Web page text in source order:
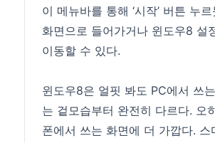
이 메뉴바를 통해 ‘시작’ 버튼 누
화면으로 들어가거나 윈도우8 설
이동할 수 있다.
윈도우8은 얼핏 봐도 PC에서 쓰
는 겉모습부터 완전히 다르다. 오
폰에서 쓰는 화면에 더 가깝다. 스